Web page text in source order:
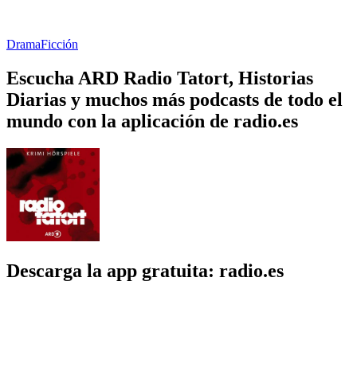
DramaFicción
Escucha ARD Radio Tatort, Historias
Diarias y muchos más podcasts de todo el
mundo con la aplicación de radio.es
Descarga la app gratuita: radio.es